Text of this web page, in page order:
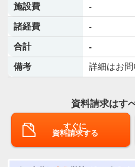
施設費
-
諸経費
-
合計
-
備考
詳細はお問
資料請求はす
すぐに
資料請求する